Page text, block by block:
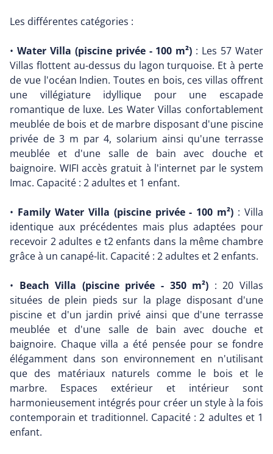
Les différentes catégories :
• Water Villa (piscine privée - 100 m²) : Les 57 Water
Villas flottent au-dessus du lagon turquoise. Et à perte
de vue l'océan Indien. Toutes en bois, ces villas offrent
une villégiature idyllique pour une escapade
romantique de luxe. Les Water Villas confortablement
meublée de bois et de marbre disposant d'une piscine
privée de 3 m par 4, solarium ainsi qu'une terrasse
meublée et d'une salle de bain avec douche et
baignoire. WIFI accès gratuit à l'internet par le system
Imac. Capacité : 2 adultes et 1 enfant.
• Family Water Villa (piscine privée - 100 m²) : Villa
identique aux précédentes mais plus adaptées pour
recevoir 2 adultes e t2 enfants dans la même chambre
grâce à un canapé-lit. Capacité : 2 adultes et 2 enfants.
• Beach Villa (piscine privée - 350 m²) : 20 Villas
situées de plein pieds sur la plage disposant d'une
piscine et d'un jardin privé ainsi que d'une terrasse
meublée et d'une salle de bain avec douche et
baignoire. Chaque villa a été pensée pour se fondre
élégamment dans son environnement en n'utilisant
que des matériaux naturels comme le bois et le
marbre. Espaces extérieur et intérieur sont
harmonieusement intégrés pour créer un style à la fois
contemporain et traditionnel. Capacité : 2 adultes et 1
enfant.